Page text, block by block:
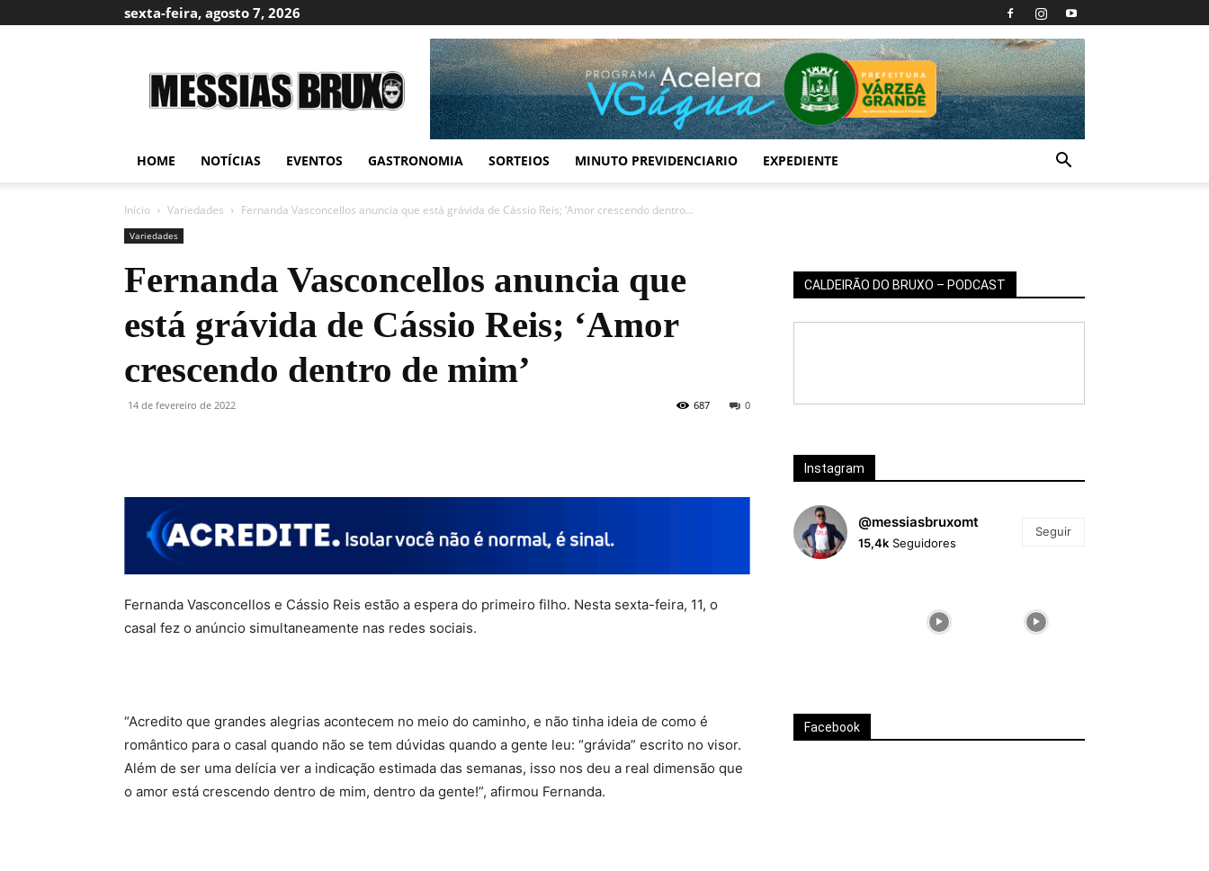
sexta-feira, agosto 7, 2026
Bruxo
HOME NOTÍCIAS EVENTOS GASTRONOMIA SORTEIOS MINUTO PREVIDENCIARIO EXPEDIENTE
Início Variedades Fernanda Vasconcellos anuncia que está grávida de Cássio Reis; ‘Amor crescendo dentro...
Variedades
Fernanda Vasconcellos anuncia que
está grávida de Cássio Reis; ‘Amor
crescendo dentro de mim’
14 de fevereiro de 2022 0
687
Fernanda Vasconcellos e Cássio Reis estão a espera do primeiro filho. Nesta sexta-feira, 11, o
casal fez o anúncio simultaneamente nas redes sociais.
“Acredito que grandes alegrias acontecem no meio do caminho, e não tinha ideia de como é
romântico para o casal quando não se tem dúvidas quando a gente leu: “grávida” escrito no visor.
Além de ser uma delícia ver a indicação estimada das semanas, isso nos deu a real dimensão que
o amor está crescendo dentro de mim, dentro da gente!”, afirmou Fernanda.
CALDEIRÃO DO BRUXO – PODCAST
Instagram
@messiasbruxomt
15,4k Seguidores
Seguir
Facebook